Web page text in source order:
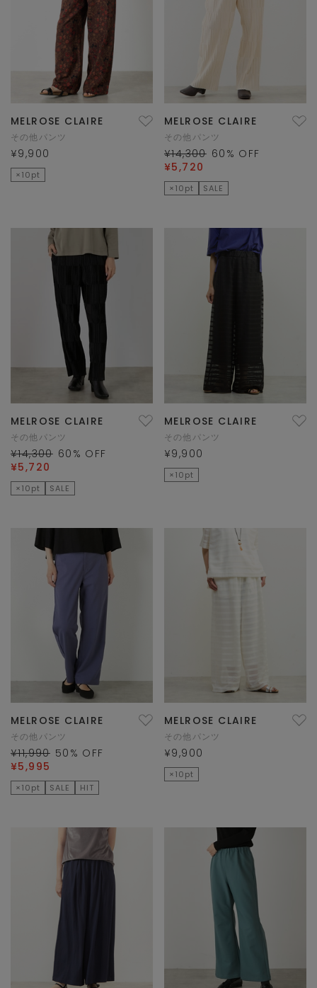
MELROSE CLAIRE
その他パンツ
¥9,900
×10pt
MELROSE CLAIRE
その他パンツ
¥14,300 60 % OFF
¥5,720
×10pt SALE
MELROSE CLAIRE
その他パンツ
¥14,300 60 % OFF
¥5,720
×10pt SALE
MELROSE CLAIRE
その他パンツ
¥9,900
×10pt
MELROSE CLAIRE
その他パンツ
¥11,990 50 % OFF
¥5,995
×10pt SALE HIT
MELROSE CLAIRE
その他パンツ
¥9,900
×10pt